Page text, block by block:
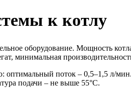
к котлу
оборудование. Мощность
минимальная
оптимальный поток – 0,5–1,5 л/
подачи – не выше 55°C.